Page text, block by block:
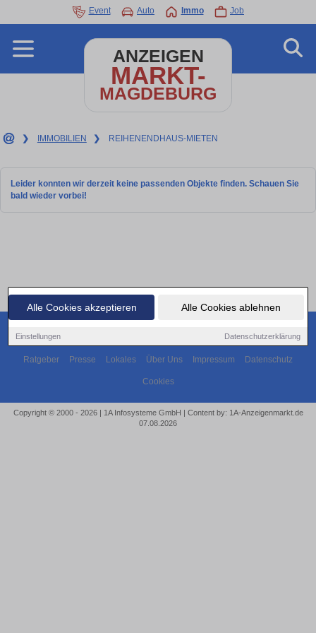
Alle Cookies akzeptieren Alle Cookies ablehnen
Einstellungen Datenschutzerklärung
Event Auto Immo Job
ANZEIGEN
MARKT-
MAGDEBURG
❯ IMMOBILIEN ❯ REIHENENDHAUS-MIETEN
Leider konnten wir derzeit keine passenden Objekte finden. Schauen Sie
bald wieder vorbei!
Ratgeber Presse Lokales Über Uns Impressum Datenschutz
Cookies
Copyright © 2000 - 2026 | 1A Infosysteme GmbH | Content by: 1A-Anzeigenmarkt.de
07.08.2026